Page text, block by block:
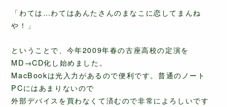
「わては…わてはあんたさんのまなこに恋してまんね
や！」
ということで、今年2009年春の古座高校の定演を
MD→CD化し始めました。
MacBookは光入力があるので便利です。普通のノート
PCにはあまりないので
外部デバイスを買わなくて済むので非常によろしいです